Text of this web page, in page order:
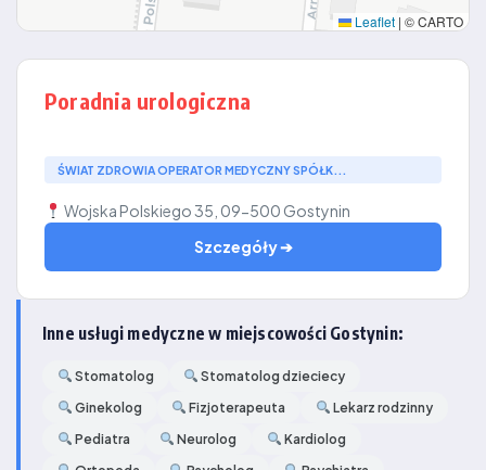
Leaflet | © CARTO
Poradnia urologiczna
ŚWIAT ZDROWIA OPERATOR MEDYCZNY SPÓŁK...
Wojska Polskiego 35, 09-500 Gostynin
Szczegóły ➔
Inne usługi medyczne w miejscowości Gostynin:
Stomatolog
Stomatolog dzieciecy
Ginekolog
Fizjoterapeuta
Lekarz rodzinny
Pediatra
Neurolog
Kardiolog